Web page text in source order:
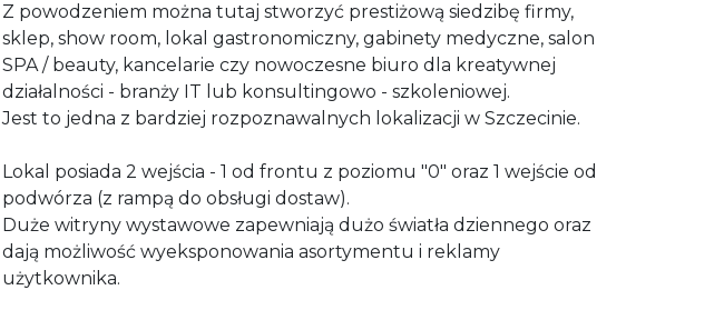
Z powodzeniem można tutaj stworzyć prestiżową siedzibę firmy,
sklep, show room, lokal gastronomiczny, gabinety medyczne, salon
SPA / beauty, kancelarie czy nowoczesne biuro dla kreatywnej
działalności - branży IT lub konsultingowo - szkoleniowej.
Jest to jedna z bardziej rozpoznawalnych lokalizacji w Szczecinie.
Lokal posiada 2 wejścia - 1 od frontu z poziomu "0" oraz 1 wejście od
podwórza (z rampą do obsługi dostaw).
Duże witryny wystawowe zapewniają dużo światła dziennego oraz
dają możliwość wyeksponowania asortymentu i reklamy
użytkownika.